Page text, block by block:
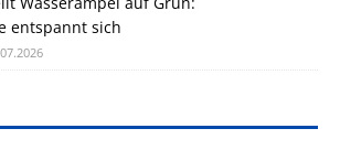
entspannt sich